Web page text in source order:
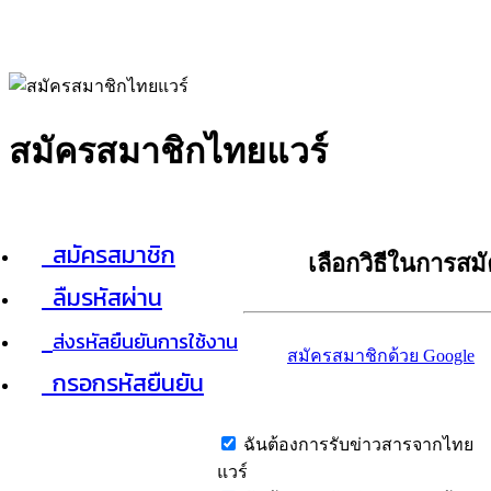
สมัครสมาชิกไทยแวร์
สมัครสมาชิก
ลืมรหัสผ่าน
ส่งรหัสยืนยันการใช้งาน
กรอกรหัสยืนยัน
เลือกวิธีในการส
สมัครสมาชิกด้วย Google
ฉันต้องการรับข่าวสารจากไทย
แวร์